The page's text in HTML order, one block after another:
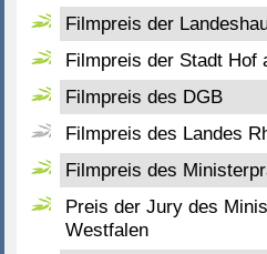
Filmpreis der
Filmpreis der Stadt Hof
Filmpreis des DGB
Filmpreis des Landes
Filmpreis des
Preis der Jury des
Westfalen